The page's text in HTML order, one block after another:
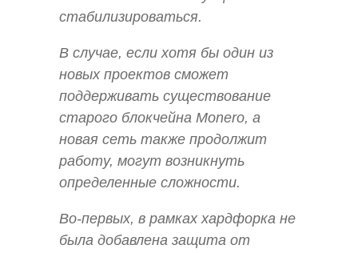
стабилизироваться.
В случае, если хотя бы один из
новых проектов сможет
поддерживать существование
старого блокчейна Monero, а
новая сеть также продолжит
работу, могут возникнуть
определенные сложности.
Во-первых, в рамках хардфорка не
была добавлена защита от